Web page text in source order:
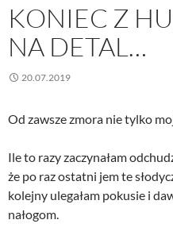
KONIEC Z
NA DETAL…
20.07.2019
Od zawsze zmora nie tylko
Ile to razy zaczynałam
że po raz ostatni jem te
kolejny ulegałam pokusie i
nałogom.